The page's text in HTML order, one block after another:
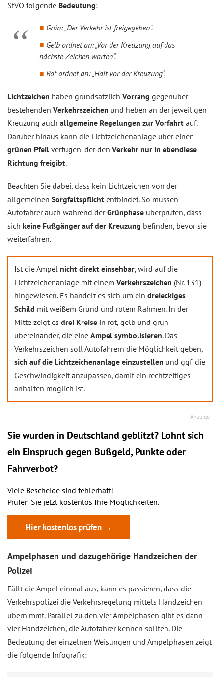
StVO folgende Bedeutung:
Grün: „Der Verkehr ist freigegeben“.
Gelb ordnet an: „Vor der Kreuzung auf das
nächste Zeichen warten“.
Rot ordnet an: „Halt vor der Kreuzung“.
Lichtzeichen haben grundsätzlich Vorrang gegenüber
bestehenden Verkehrszeichen und heben an der jeweiligen
Kreuzung auch allgemeine Regelungen zur Vorfahrt auf.
Darüber hinaus kann die Lichtzeichenanlage über einen
grünen Pfeil verfügen, der den Verkehr nur in ebendiese
Richtung freigibt.
Beachten Sie dabei, dass kein Lichtzeichen von der
allgemeinen Sorgfaltspflicht entbindet. So müssen
Autofahrer auch während derGrünphase überprüfen, dass
sich keine Fußgänger auf der Kreuzung befinden, bevor sie
weiterfahren.
Ist die Ampel nicht direkt einsehbar, wird auf die
Lichtzeichenanlage mit einem Verkehrszeichen (Nr. 131)
hingewiesen. Es handelt es sich um ein dreieckiges
Schild mit weißem Grund und rotem Rahmen. In der
Mitte zeigt es drei Kreise in rot, gelb und grün
übereinander, die eine Ampel symbolisieren. Das
Verkehrszeichen soll Autofahrern die Möglichkeit geben,
sich auf die Lichtzeichenanlage einzustellen und ggf. die
Geschwindigkeit anzupassen, damit ein rechtzeitiges
anhalten möglich ist.
Sie wurden in Deutschland geblitzt? Lohnt sich
ein Einspruch gegen Bußgeld, Punkte oder
Fahrverbot?
Viele Bescheide sind fehlerhaft!
Prüfen Sie jetzt kostenlos Ihre Möglichkeiten.
Hier kostenlos prüfen →
Ampelphasen und dazugehörige Handzeichen der
Polizei
Fällt die Ampel einmal aus, kann es passieren, dass die
Verkehrspolizei die Verkehrsregelung mittels Handzeichen
übernimmt. Parallel zu den vier Ampelphasen gibt es dann
vier Handzeichen, die Autofahrer kennen sollten. Die
Bedeutung der einzelnen Weisungen und Ampelphasen zeigt
die folgende Infografik: